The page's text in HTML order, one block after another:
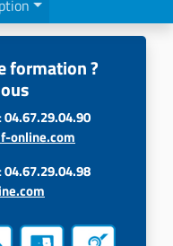
formation ?
04.67.29.04.90
online.com
04.67.29.04.98